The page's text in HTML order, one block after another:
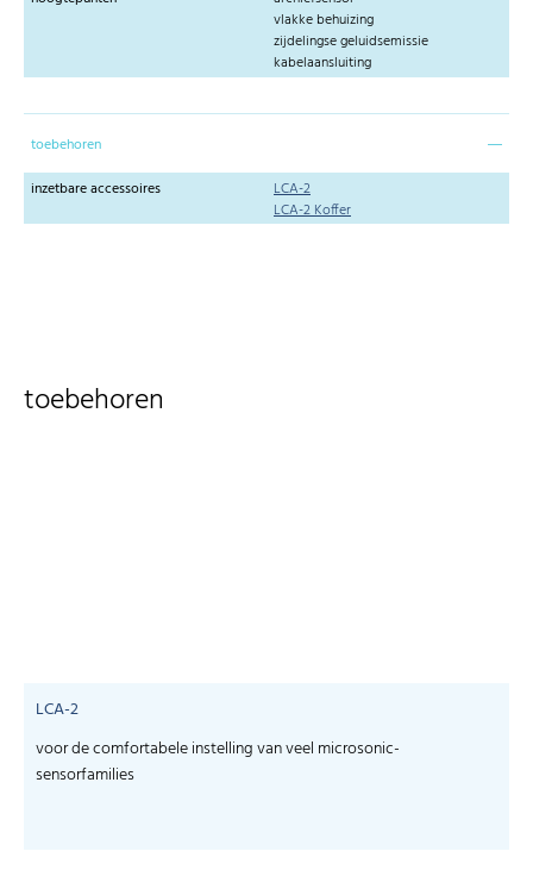
vlakke behuizing
zijdelingse geluidsemissie
kabelaansluiting
toebehoren
inzetbare accessoires
LCA-2
LCA-2 Koffer
toebehoren
LCA-2
voor de comfortabele instelling van veel microsonic-
sensorfamilies